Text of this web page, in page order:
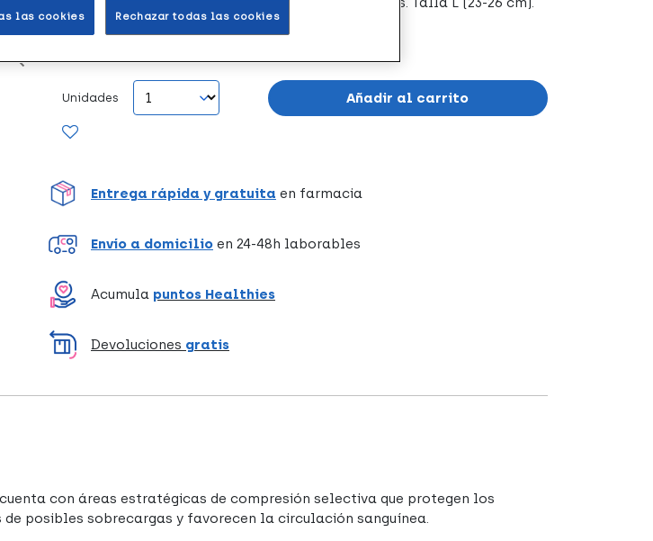
Producto sanitario. Clase I, no estéril.
Unidades Añadir al carrito
Entrega rápida y gratuita en farmacia
Envío a domicilio en 24-48h laborables
Acumula puntos Healthies
Devoluciones gratis
con áreas estratégicas de compresión selectiva que protegen los
posibles sobrecargas y favorecen la circulación sanguínea.
Rechazar todas las cookies
las cookies